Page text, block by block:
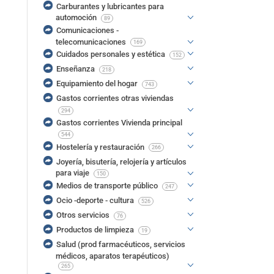
Carburantes y lubricantes para
automoción
89
Comunicaciones -
telecomunicaciones
169
Cuidados personales y estética 152
Enseñanza 218
Equipamiento del hogar 743
Gastos corrientes otras viviendas
294
Gastos corrientes Vivienda principal
544
Hostelería y restauración 266
Joyería, bisutería, relojería y artículos
para viaje
150
Medios de transporte público 247
Ocio -deporte - cultura 526
Otros servicios 76
Productos de limpieza 19
Salud (prod farmacéuticos, servicios
médicos, aparatos terapéuticos)
265